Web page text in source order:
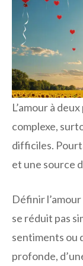
L’amour à
complexe,
difficiles.
et une source
Définir
se réduit pas
sentiments ou
profonde,